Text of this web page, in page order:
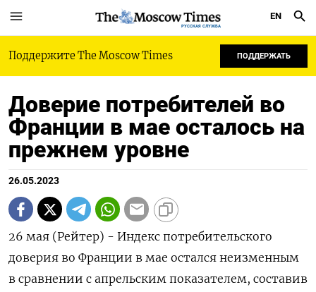
РУССКАЯ СЛУЖБА
EN
Поддержите The Moscow Times ПОДДЕРЖАТЬ
Доверие потребителей во
Франции в мае осталось на
прежнем уровне
26.05.2023
26 мая (Рейтер) - Индекс потребительского
доверия во Франции в мае остался неизменным
в сравнении с апрельским показателем, составив